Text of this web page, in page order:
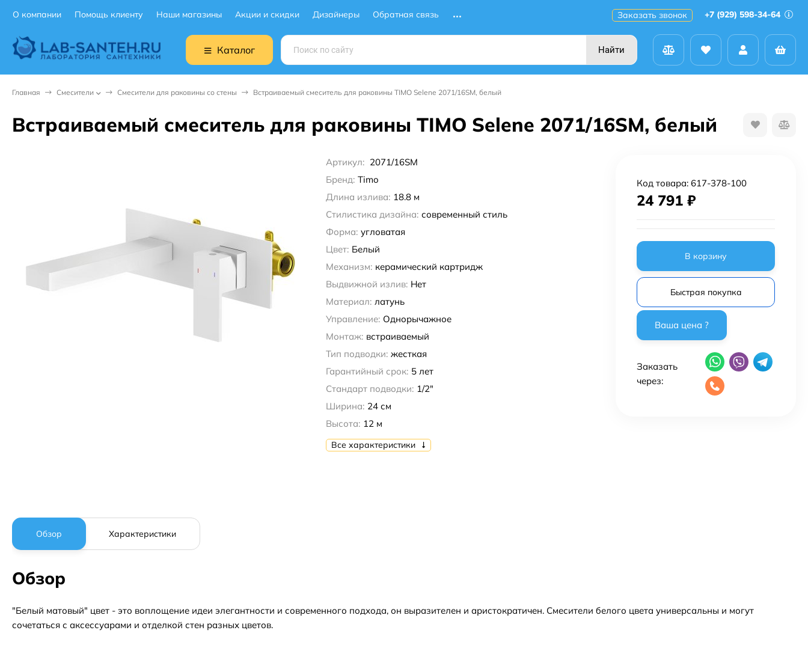
О компании Помощь клиенту Наши магазины Акции и скидки Дизайнеры Обратная связь Заказать звонок +7 (929) 598-34-64
Каталог Найти
Главная Смесители Смесители для раковины со стены Встраиваемый смеситель для раковины TIMO Selene 2071/16SM, белый
Встраиваемый смеситель для раковины TIMO Selene 2071/16SM, белый
Артикул: 2071/16SM
Бренд: Timo
Длина излива: 18.8 м
Стилистика дизайна: современный стиль
Форма: угловатая
Цвет: Белый
Механизм: керамический картридж
Выдвижной излив: Нет
Материал: латунь
Управление: Однорычажное
Монтаж: встраиваемый
Тип подводки: жесткая
Гарантийный срок: 5 лет
Стандарт подводки: 1/2"
Ширина: 24 см
Высота: 12 м
Все характеристики
Код товара: 617-378-100
24 791 ₽
В корзину
Быстрая покупка
Заказать
через:
Обзор Характеристики
Обзор
"Белый матовый" цвет - это воплощение идеи элегантности и современного подхода, он выразителен и аристократичен. Смесители белого цвета универсальны и могут
сочетаться с аксессуарами и отделкой стен разных цветов.